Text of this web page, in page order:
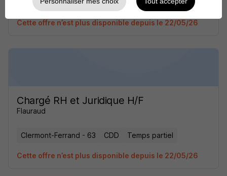
Clermont-Ferrand - 63 CDD Temps partiel
Cette offre n’est plus disponible depuis le 22/05/26
Chargé RH et Juridique H/F
Flauraud
Clermont-Ferrand - 63 CDD Temps partiel
Cette offre n’est plus disponible depuis le 22/05/26